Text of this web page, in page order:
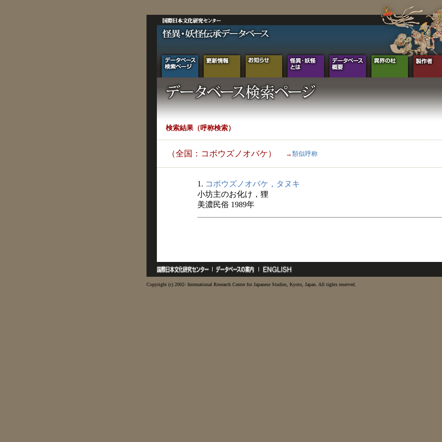
検索結果（呼称検索）
（全国：コボウズノオバケ） →類似呼称
1. コボウズノオバケ，タヌキ
小坊主のお化け，狸
美濃民俗 1989年
Copyright (c) 2002- International Research Center for Japanese Studies, Kyoto, Japan. All rights reserved.